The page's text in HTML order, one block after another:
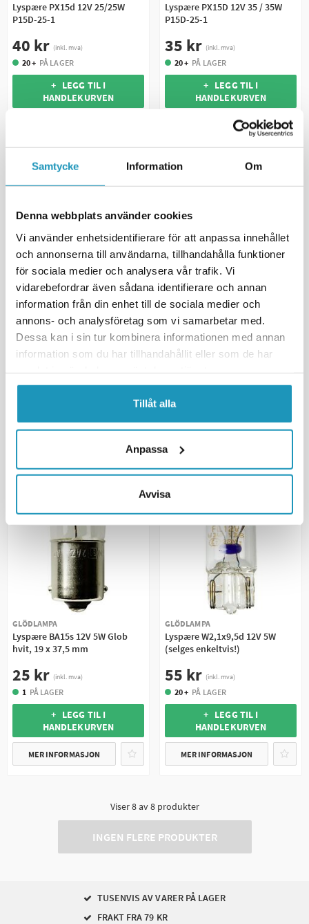
Samtycke Information Om
Denna webbplats använder cookies
Vi använder enhetsidentifierare för att anpassa innehållet
och annonserna till användarna, tillhandahålla funktioner
för sociala medier och analysera vår trafik. Vi
vidarebefordrar även sådana identifierare och annan
information från din enhet till de sociala medier och
annons- och analysföretag som vi samarbetar med.
Dessa kan i sin tur kombinera informationen med annan
information som du har tillhandahållit eller som de har
Tillåt alla
Anpassa
Avvisa
Lyspære PX15d 12V 25/25W
P15D-25-1
40 kr (inkl. mva)
20 + PÅ LAGER
+ LEGG TIL I
HANDLEKURVEN
Lyspære PX15D 12V 35 / 35W
P15D-25-1
35 kr (inkl. mva)
20 + PÅ LAGER
+ LEGG TIL I
HANDLEKURVEN
MER INFORMASJON
UNIVERSAL
GLÖDLAMPA
Lyspære 12V 65W P20D /
Hel/halvlys CF Moto C Force
550
2 PÅ LAGER
UNIVERSAL
GLÖDLAMPA
BESTILLINGSVARE
MER INFORMASJON
GLÖDLAMPA
Lyspære BA15s 12V 5W Glob
hvit, 19 x 37,5 mm
25 kr (inkl. mva)
1 PÅ LAGER
+ LEGG TIL I
HANDLEKURVEN
MER INFORMASJON
GLÖDLAMPA
Lyspære W2,1x9,5d 12V 5W
(selges enkeltvis!)
55 kr (inkl. mva)
20 + PÅ LAGER
+ LEGG TIL I
HANDLEKURVEN
MER INFORMASJON
Viser8av8produkter
INGEN FLERE PRODUKTER
TUSENVIS AV VARER PÅ LAGER
FRAKT FRA 79 KR